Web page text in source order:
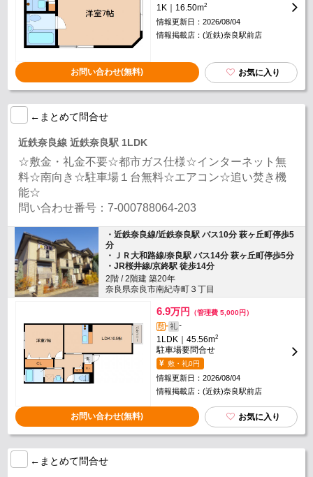
1K｜16.50m2
情報更新日：2026/08/04
情報掲載店：(近鉄)奈良駅前店
お問い合わせ(無料) お気に入り
←まとめて問合せ
近鉄奈良線 近鉄奈良駅 1LDK
☆敷金・礼金不要☆都市ガス仕様☆インターネット無
料☆南向き☆駐車場１台無料☆エアコン☆追い焚き機
能☆
問い合わせ番号：7-000788064-203
・近鉄奈良線/近鉄奈良駅 バス10分 萩ヶ丘町停歩5
分
・ＪＲ大和路線/奈良駅 バス14分 萩ヶ丘町停歩5分
・JR桜井線/京終駅 徒歩14分
2階 / 2階建 築20年
奈良県奈良市南紀寺町３丁目
6.9万円 （管理費 5,000円）
敷-礼-
1LDK｜45.56m2
駐車場要問合せ
敷・礼0円
情報更新日：2026/08/04
情報掲載店：(近鉄)奈良駅前店
お問い合わせ(無料) お気に入り
←まとめて問合せ